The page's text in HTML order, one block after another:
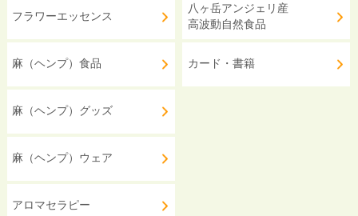
フラワーエッセンス
麻（ヘンプ）食品
麻（ヘンプ）グッズ
麻（ヘンプ）ウェア
アロマセラピー
八ヶ岳アンジェリ産
高波動自然食品
カード・書籍